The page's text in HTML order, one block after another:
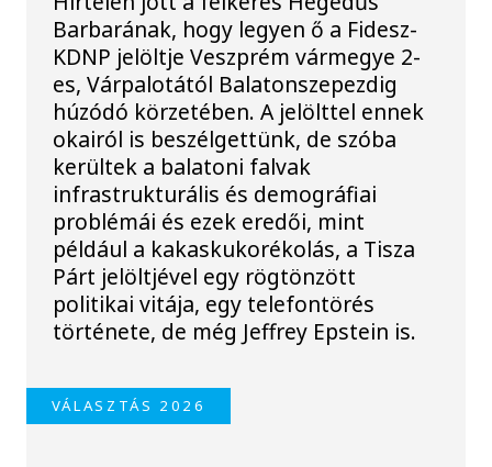
Barbarának, hogy legyen ő a Fidesz-
KDNP jelöltje Veszprém vármegye 2-
es, Várpalotától Balatonszepezdig
húzódó körzetében. A jelölttel ennek
okairól is beszélgettünk, de szóba
kerültek a balatoni falvak
infrastrukturális és demográfiai
problémái és ezek eredői, mint
például a kakaskukorékolás, a Tisza
Párt jelöltjével egy rögtönzött
politikai vitája, egy telefontörés
története, de még Jeffrey Epstein is.
VÁLASZTÁS 2026